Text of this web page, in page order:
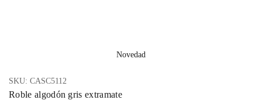
Novedad
SKU: CASC5112
Roble algodón gris extramate